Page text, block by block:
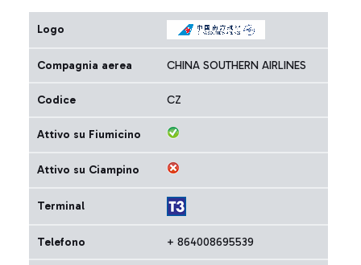
Logo
Compagnia aerea CHINA SOUTHERN AIRLINES
Codice CZ
Attivo su Fiumicino
Attivo su Ciampino
Terminal
Telefono + 864008695539